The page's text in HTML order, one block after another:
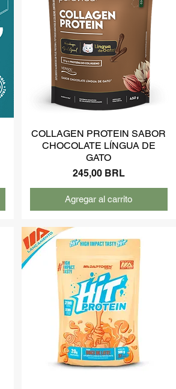
COLLAGEN PROTEIN SABOR
CHOCOLATE LÍNGUA DE
GATO
Precio
245,00 BRL
Agregar al carrito